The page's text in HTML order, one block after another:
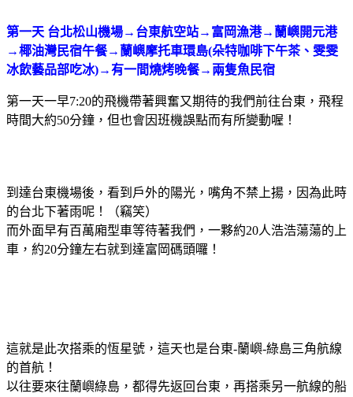
第一天 台北松山機場→台東航空站→富岡漁港→蘭嶼開元港
→椰油灣民宿午餐→蘭嶼摩托車環島(朵特咖啡下午茶、雯雯
冰飲藝品部吃冰)→有一間燒烤晚餐→兩隻魚民宿
第一天一早7:20的飛機帶著興奮又期待的我們前往台東，飛程
時間大約50分鐘，但也會因班機誤點而有所變動喔！
到達台東機場後，看到戶外的陽光，嘴角不禁上揚，因為此時
的台北下著雨呢！（竊笑）
而外面早有百萬廂型車等待著我們，一夥約20人浩浩蕩蕩的上
車，約20分鐘左右就到達富岡碼頭囉！
這就是此次搭乘的恆星號，這天也是台東-蘭嶼-綠島三角航線
的首航！
以往要來往蘭嶼綠島，都得先返回台東，再搭乘另一航線的船